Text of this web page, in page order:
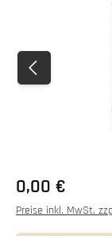
0,00 €
Preise inkl. MwSt.